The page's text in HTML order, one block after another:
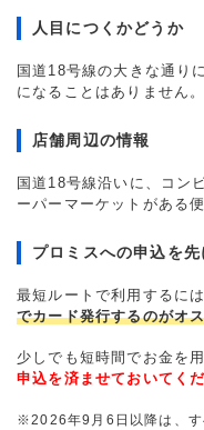
人目につくかどうか
国道18号線の大きな通り
になることはありません。
店舗周辺の情報
国道18号線沿いに、コン
ーパーマーケットがある
プロミスへの申込を
最短ルートで利用するには
でカード発行するのがオ
少しでも短時間でお金を
申込を済ませておいてくだ
※2026年9月6日以降は、す